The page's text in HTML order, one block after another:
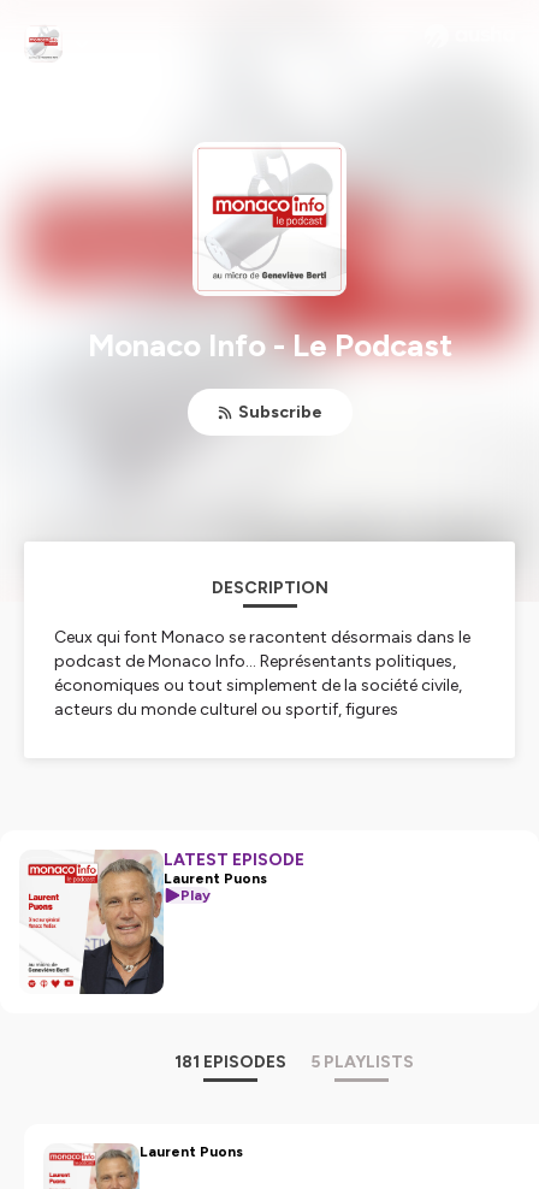
Monaco Info - Le Podcast
Subscribe
DESCRIPTION
Ceux qui font Monaco se racontent désormais dans le
podcast de Monaco Info… Représentants politiques,
économiques ou tout simplement de la société civile,
acteurs du monde culturel ou sportif, figures
écouter : c’est le rendez-vous podcast de Monaco Info !
Hébergé par Ausha. Visitez
confidentialite
LATEST EPISODE
Laurent Puons
Play
181 EPISODES 5 PLAYLISTS
Laurent Puons